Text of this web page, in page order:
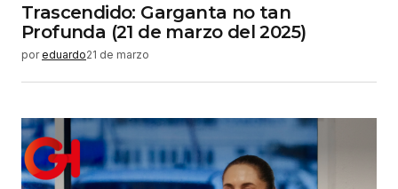
Trascendido: Garganta no tan
Profunda (21 de marzo del 2025)
por eduardo21 de marzo